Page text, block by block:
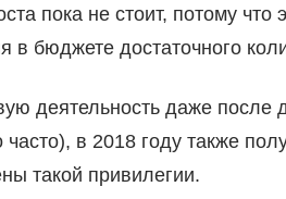
пока не стоит, потому что
в бюджете достаточного
деятельность даже после
в 2018 году также
такой привилегии.